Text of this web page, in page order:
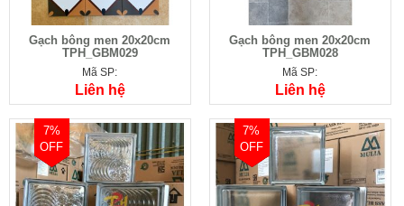
Gạch bông men 20x20cm
TPH_GBM029
Mã SP:
Liên hệ
Gạch bông men 20x20cm
TPH_GBM028
Mã SP:
Liên hệ
7%
OFF
7%
OFF